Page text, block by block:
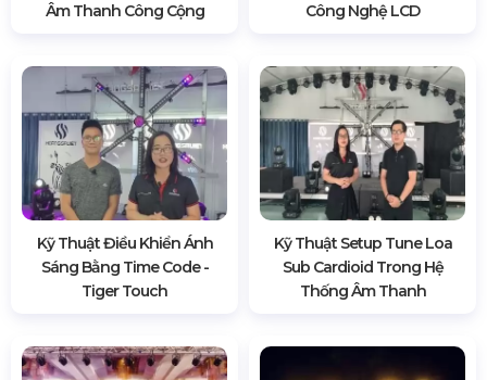
Âm Thanh Công Cộng
Công Nghệ LCD
Kỹ Thuật Điều Khiển Ánh
Sáng Bằng Time Code -
Tiger Touch
Kỹ Thuật Setup Tune Loa
Sub Cardioid Trong Hệ
Thống Âm Thanh